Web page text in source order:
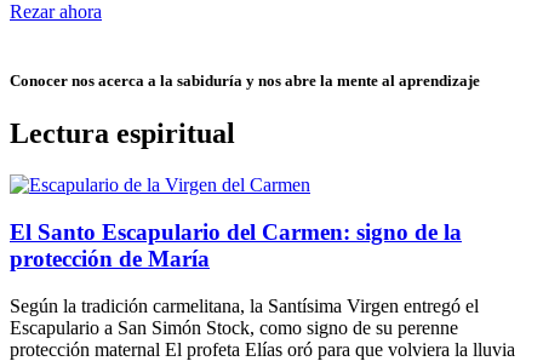
Rezar ahora
Conocer nos acerca a la sabiduría y nos abre la mente al aprendizaje
Lectura espiritual
El Santo Escapulario del Carmen: signo de la
protección de María
Según la tradición carmelitana, la Santísima Virgen entregó el
Escapulario a San Simón Stock, como signo de su perenne
protección maternal El profeta Elías oró para que volviera la lluvia